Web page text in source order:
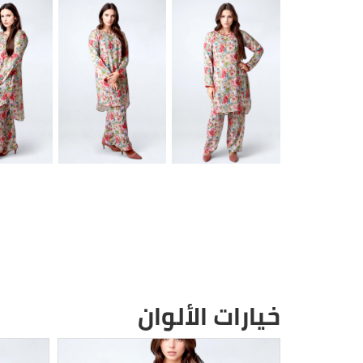
خيارات الألوان